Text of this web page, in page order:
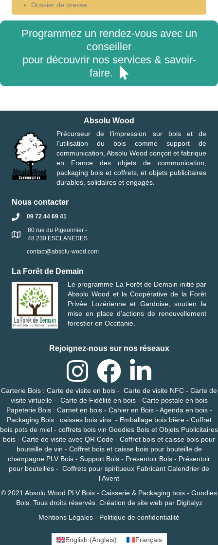
Dossier de presse.
Programmez un rendez-vous avec un
conseiller
pour découvrir nos services & savoir-
faire.
Absolu Wood
Précurseur de l’impression sur bois et de
l’utilisation du bois comme support de
communication, Absolu Wood conçoit et fabrique
en France des objets de communication,
packaging bois et coffrets, et objets publicitaires
durables, solidaires et engagés.
Nous contacter
09 72 44 69 41
80 rue du Pigeonnier -
48 230 ESCLANEDES
contact@absolu-wood.com
La Forêt de Demain
Le programme La Forêt de Demain initié par
Absolu Wood et laCoopérative de la Forêt
Privée Lozérienne et Gardoise, soutien la
mise en place d'actions de renouvellement
forestier en Occitanie.
Rejoignez-nous sur nos réseaux
Carterie Bois : Carte de visite en bois - Carte de visite NFC - Carte de
visite virtuelle- Carte de Fidélité en bois- Carte postale en bois
Papeterie Bois: Carnet en bois- Cahier en Bois- Agenda en bois-
Packaging Bois: caisses bois vins- Emballage bois bière- Coffret
bois pots de miel - coffrets bois vin Goodies Bois et Objets Publicitaires
bois - Carte de visite avec QR Code - Coffret bois et caisse bois pour
bouteille de vin - Coffret bois et caisse bois pour bouteille de
champagne PLV Bois - Support Bois - Presentoir Bois - Présentoir
pour bouteilles - Coffrets pour spiritueux Fabricant Calendrier de
l'Avent
© 2021 Absolu Wood PLV Bois - Caisserie & Packaging bois - Goodies
Bois. Tous droits réservés. Création de site webpar Digitalyz
Mentions Légales - Politique de confidentialité
English (Anglais) Français